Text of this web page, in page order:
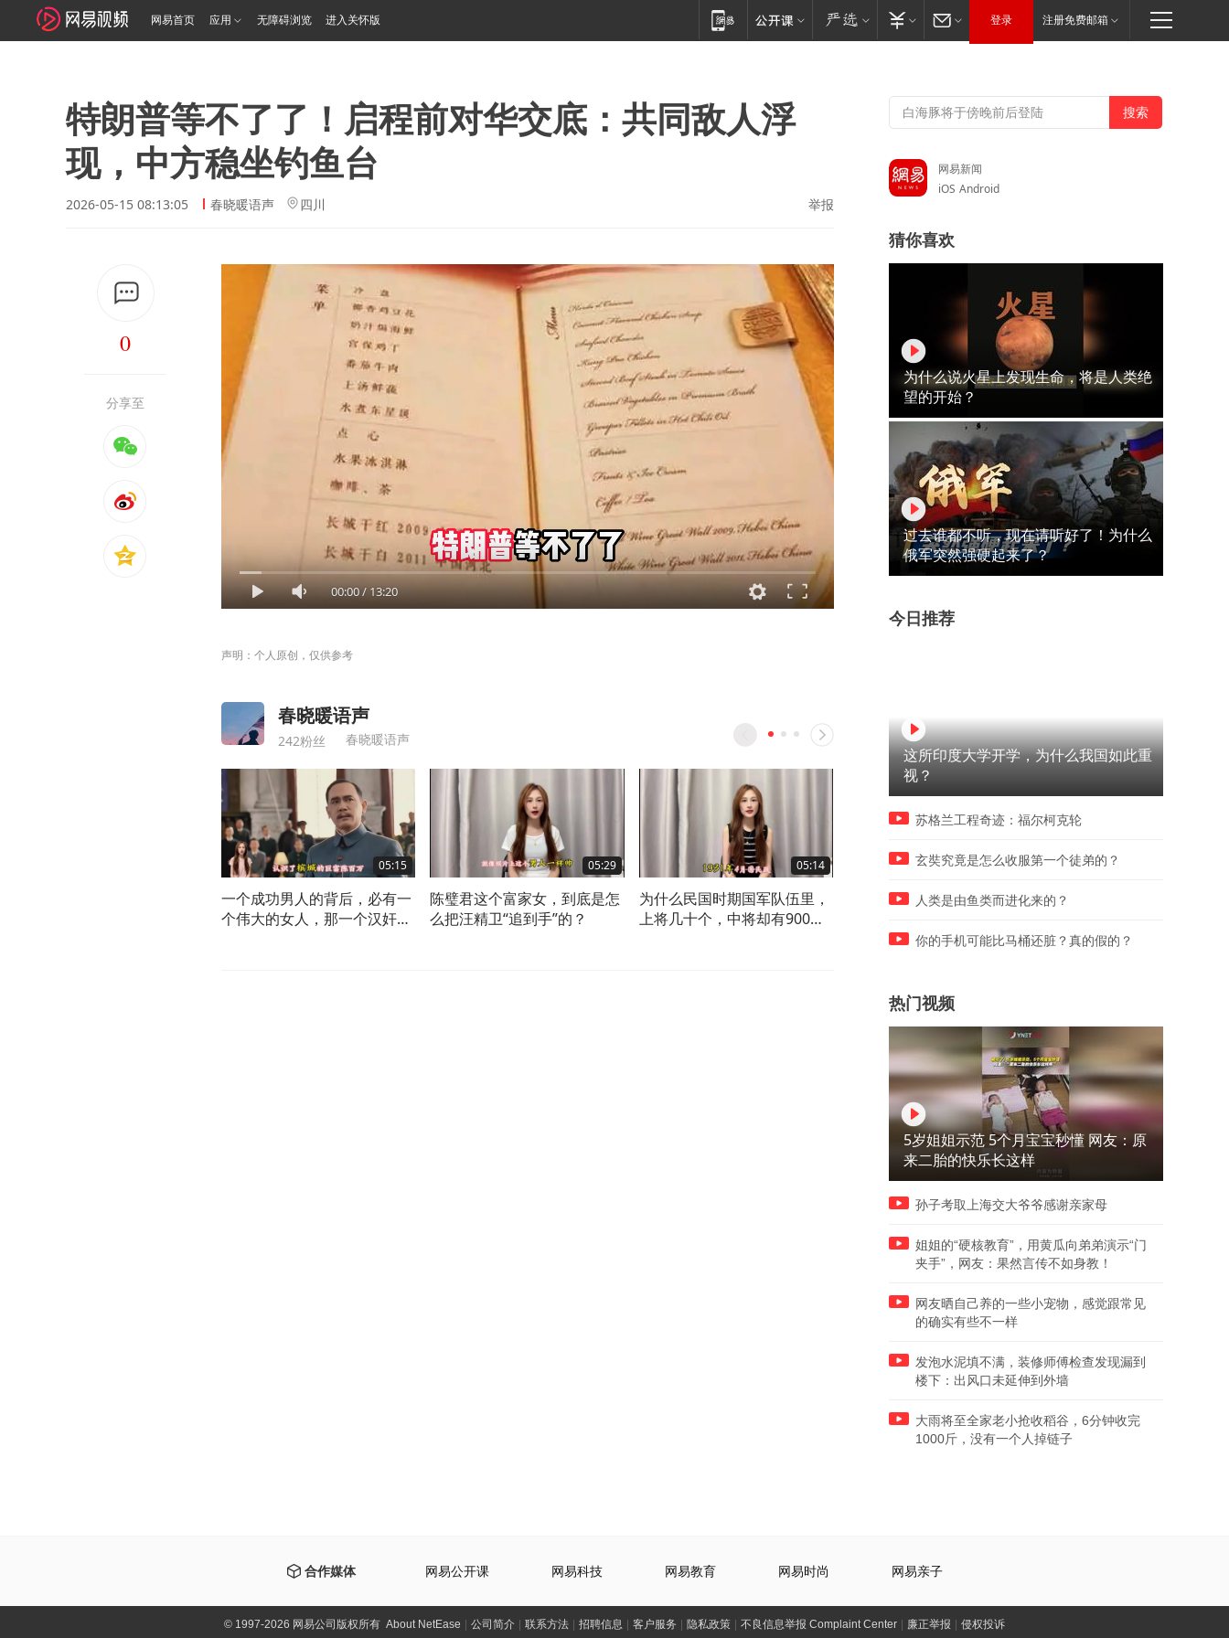
网易首页 应用 无障碍浏览 进入关怀版 登录 注册免费邮箱
特朗普等不了了！启程前对华交底：共同敌人浮
现，中方稳坐钓鱼台
2026-05-15 08:13:05 春晓暖语声 四川 举报
0
分享至
00:00/13:20
声明：个人原创，仅供参考
春晓暖语声
242粉丝 春晓暖语声
05:15
一个成功男人的背后，必有一
个伟大的女人，那一个汉奸的
05:29
陈璧君这个富家女，到底是怎
么把汪精卫“追到手”的？
05:14
为什么民国时期国军队伍里，
上将几十个，中将却有900多
05:01
为什么在二战时期，打赢一场
得更快？
一口气看完“奶瓶师”的生与灭
网易新闻
iOS Android
猜你喜欢
为什么说火星上发现生命，将是人类绝
望的开始？
过去谁都不听，现在请听好了！为什么
俄军突然强硬起来了？
今日推荐
这所印度大学开学，为什么我国如此重
视？
苏格兰工程奇迹：福尔柯克轮
玄奘究竟是怎么收服第一个徒弟的？
人类是由鱼类而进化来的？
你的手机可能比马桶还脏？真的假的？
热门视频
5岁姐姐示范 5个月宝宝秒懂 网友：原
来二胎的快乐长这样
孙子考取上海交大爷爷感谢亲家母
姐姐的“硬核教育”，用黄瓜向弟弟演示“门
夹手”，网友：果然言传不如身教！
网友晒自己养的一些小宠物，感觉跟常见
的确实有些不一样
发泡水泥填不满，装修师傅检查发现漏到
楼下：出风口未延伸到外墙
大雨将至全家老小抢收稻谷，6分钟收完
1000斤，没有一个人掉链子
合作媒体 网易公开课 网易科技 网易教育 网易时尚 网易亲子
©1997-2026 网易公司版权所有 About NetEase 公司简介 联系方法 招聘信息 客户服务 隐私政策 不良信息举报 Complaint Center 廉正举报 侵权投诉